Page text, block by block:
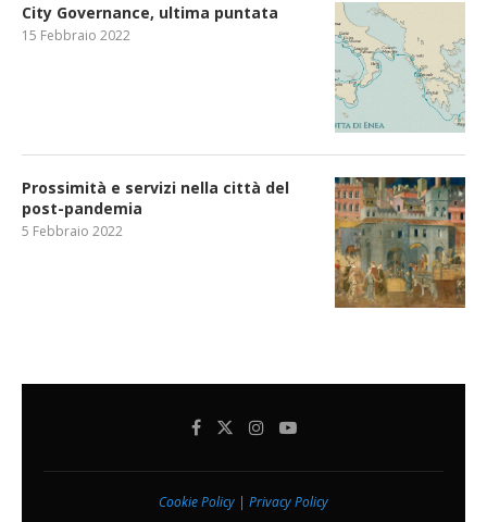
City Governance, ultima puntata
15 Febbraio 2022
Prossimità e servizi nella città del
post-pandemia
5 Febbraio 2022
Cookie Policy | Privacy Policy